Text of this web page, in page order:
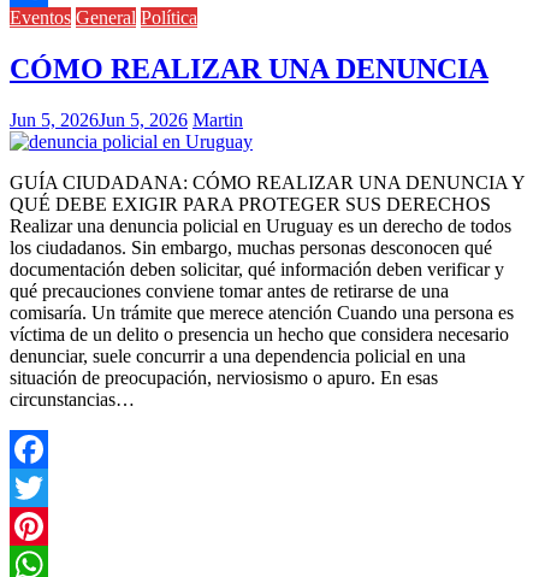
Compartir
Eventos General Política
CÓMO REALIZAR UNA DENUNCIA
Jun 5, 2026Jun 5, 2026 Martin
GUÍA CIUDADANA: CÓMO REALIZAR UNA DENUNCIA Y
QUÉ DEBE EXIGIR PARA PROTEGER SUS DERECHOS
Realizar una denuncia policial en Uruguay es un derecho de todos
los ciudadanos. Sin embargo, muchas personas desconocen qué
documentación deben solicitar, qué información deben verificar y
qué precauciones conviene tomar antes de retirarse de una
comisaría. Un trámite que merece atención Cuando una persona es
víctima de un delito o presencia un hecho que considera necesario
denunciar, suele concurrir a una dependencia policial en una
situación de preocupación, nerviosismo o apuro. En esas
circunstancias…
Facebook
Twitter
Pinterest